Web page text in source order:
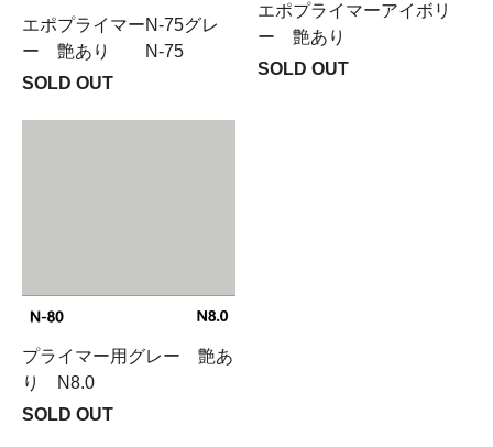
エポプライマーN-75グレ
ー 艶あり N-75
SOLD OUT
エポプライマーアイボリ
ー 艶あり
SOLD OUT
プライマー用グレー 艶あ
り N8.0
SOLD OUT